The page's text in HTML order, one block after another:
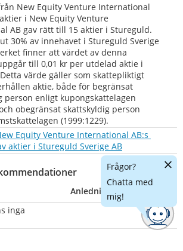
New Equity Venture International
i New Equity Venture
AB gav rätt till 15 aktier i Stureguld.
30% av innehavet i Stureguld Sverige
finner att värdet av denna
till 0,01 kr per utdelad aktie i
värde gäller som skattepliktigt
aktie, både för begränsat
person enligt kupongskattelagen
obegränsat skattskyldig person
(1999:1229).
Equity Venture International AB:s
aktier i Stureguld Sverige ABpdf, 103 kB.
Anledning
inga
Frågor?
Chatta med
mig!
Dölj